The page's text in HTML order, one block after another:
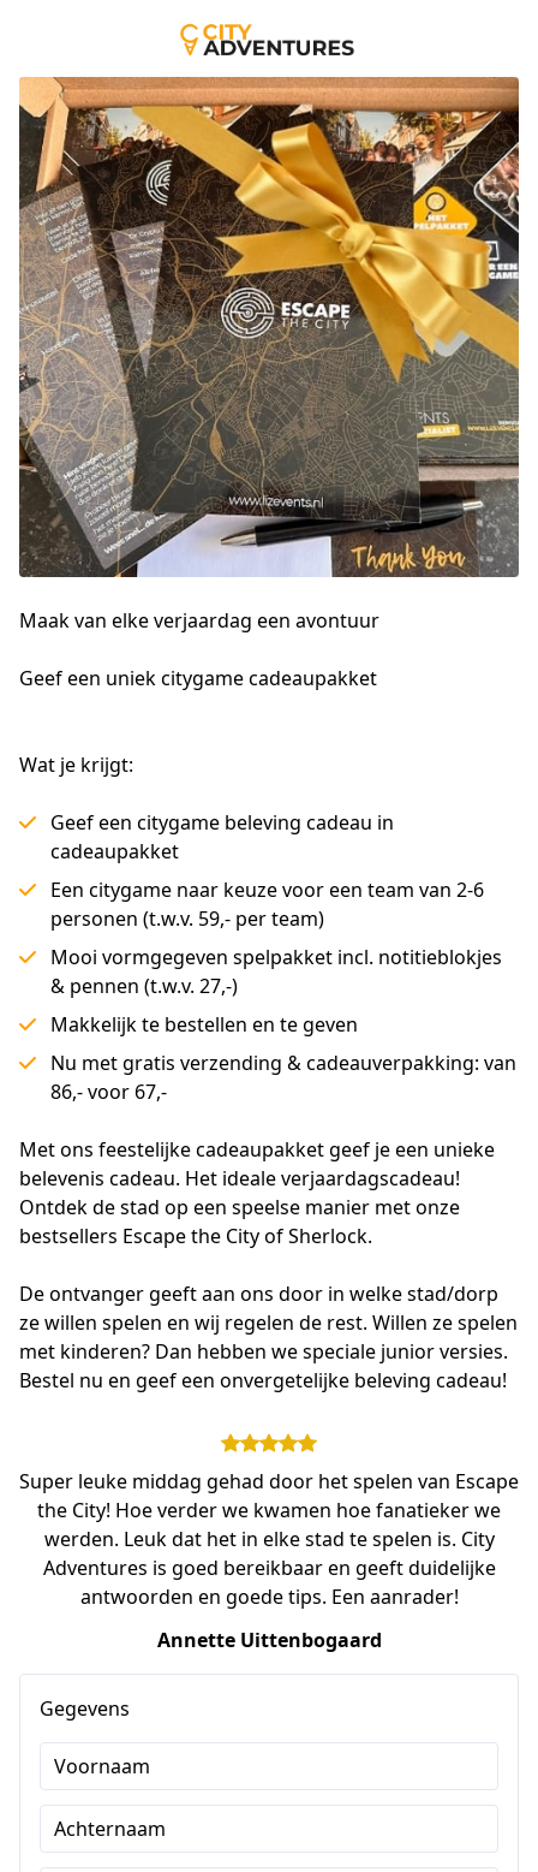
Maak van elke verjaardag een avontuur
Geef een uniek citygame cadeaupakket
Wat je krijgt:
Geef een citygame beleving cadeau in
cadeaupakket
Een citygame naar keuze voor een team van 2-6
personen (t.w.v. 59,- per team)
Mooi vormgegeven spelpakket incl. notitieblokjes
& pennen (t.w.v. 27,-)
Makkelijk te bestellen en te geven
Nu met gratis verzending & cadeauverpakking: van
86,- voor 67,-
Met ons feestelijke cadeaupakket geef je een unieke
belevenis cadeau. Het ideale verjaardagscadeau!
Ontdek de stad op een speelse manier met onze
bestsellers Escape the City of Sherlock.
De ontvanger geeft aan ons door in welke stad/dorp
ze willen spelen en wij regelen de rest. Willen ze spelen
met kinderen? Dan hebben we speciale junior versies.
Bestel nu en geef een onvergetelijke beleving cadeau!
Super leuke middag gehad door het spelen van Escape
the City! Hoe verder we kwamen hoe fanatieker we
werden. Leuk dat het in elke stad te spelen is. City
Adventures is goed bereikbaar en geeft duidelijke
antwoorden en goede tips. Een aanrader!
Annette Uittenbogaard
Gegevens
Voornaam
Achternaam